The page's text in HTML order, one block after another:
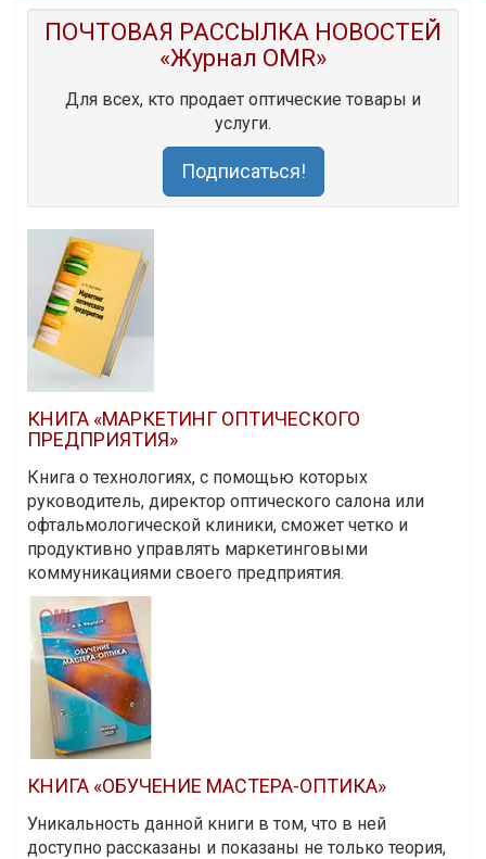
ПОЧТОВАЯ РАССЫЛКА НОВОСТЕЙ
«Журнал OMR»
Для всех, кто продает оптические товары и
услуги.
Подписаться!
КНИГА «МАРКЕТИНГ ОПТИЧЕСКОГО
ПРЕДПРИЯТИЯ»
Книга о технологиях, с помощью которых
руководитель, директор оптического салона или
офтальмологической клиники, сможет четко и
продуктивно управлять маркетинговыми
коммуникациями своего предприятия.
КНИГА «ОБУЧЕНИЕ МАСТЕРА-ОПТИКА»
Уникальность данной книги в том, что в ней
доступно рассказаны и показаны не только теория,